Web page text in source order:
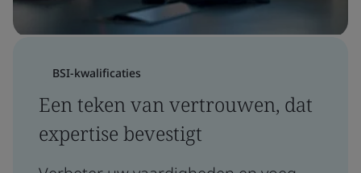
BSI-kwalificaties
Een teken van vertrouwen, dat
expertise bevestigt